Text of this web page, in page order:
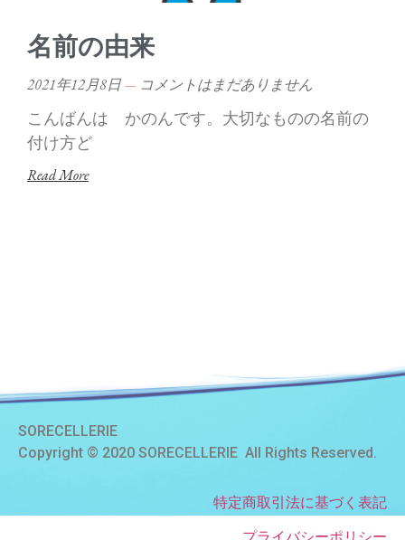
名前の由来
2021年12月8日
コメントはまだありません
こんばんは かのんです。大切なものの名前の
付け方ど
Read More
SORECELLERIE
Copyright © 2020 SORECELLERIE All Rights Reserved.
特定商取引法に基づく表記